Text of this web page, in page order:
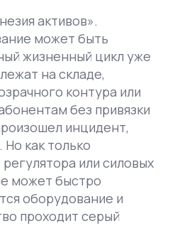
активов».
может быть
жизненный цикл уже
на складе,
контура или
без привязки
инцидент,
как только
или силовых
может быстро
оборудование и
проходит серый